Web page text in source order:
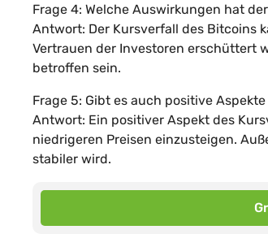
Frage 4: Welche Auswirkungen hat
Antwort: Der Kursverfall des Bitcoins
Vertrauen der Investoren erschüttert
betroffen sein.
Frage 5: Gibt es auch positive
Antwort: Ein positiver Aspekt des
niedrigeren Preisen einzusteigen.
stabiler wird.